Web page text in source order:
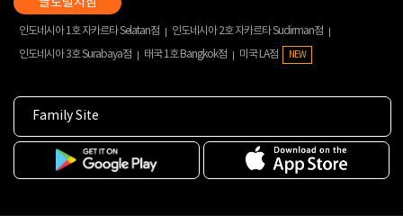
인도네시아 1호 자카르타 Selatan점
인도네시아 2호 자카르타 Sudirman점
인도네시아 3호 Surabaya점
태국 1호 Bangkok점 미국 LA점 NEW
Family Site